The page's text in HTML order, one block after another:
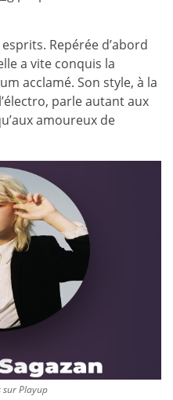
Repérée d’abord
a vite conquis la
acclamé. Son style, à la
parle autant aux
amoureux de
sur Playup